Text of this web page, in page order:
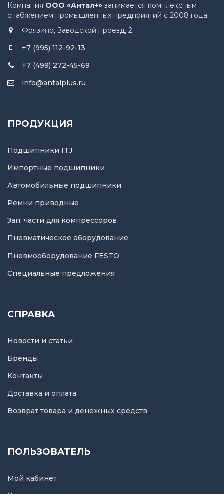
Компания ООО «Антал+» занимается комплексным
снабжением промышленных предприятий с 2008 года.
Фрязино, Заводской проезд, 2
+7 (995) 112-92-13
+7 (499) 272-45-69
info@antalplus.ru
ПРОДУКЦИЯ
Подшипники ITJ
Импортные подшипники
Автомобильные подшипники
Ремни приводные
Зап. части для компрессоров
Пневматическое оборудование
Пневмооборудование FESTO
Специальные предложения
СПРАВКА
Новости и статьи
Бренды
Контакты
Доставка и оплата
Возврат товара и денежных средств
ПОЛЬЗОВАТЕЛЬ
Мой кабинет